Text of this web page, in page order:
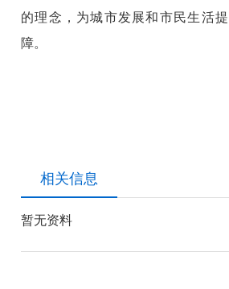
的理念，为城市发展和市民生活
障。
相关信息
暂无资料